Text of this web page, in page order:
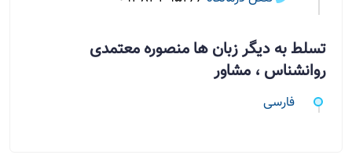
تسلط به دیگر زبان ها منصوره معتمدی
روانشناس ، مشاور
فارسی